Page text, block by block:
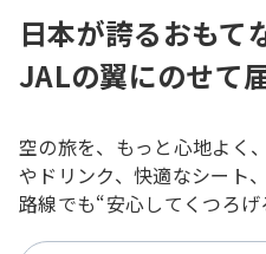
日本が誇るおもて
JALの翼にのせて
空の旅を、もっと心地よく
やドリンク、快適なシート
路線でも“安心してくつろげ